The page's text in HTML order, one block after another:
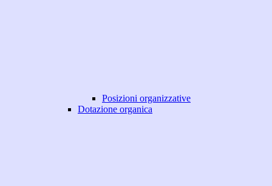
Posizioni organizzative
Dotazione organica